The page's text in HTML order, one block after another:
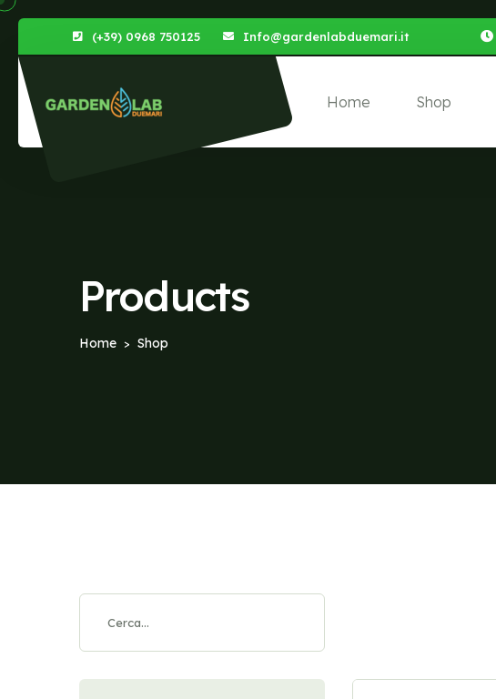
(+39) 0968 750125 Info@gardenlabduemari.it
Home Shop
Products
Home > Shop